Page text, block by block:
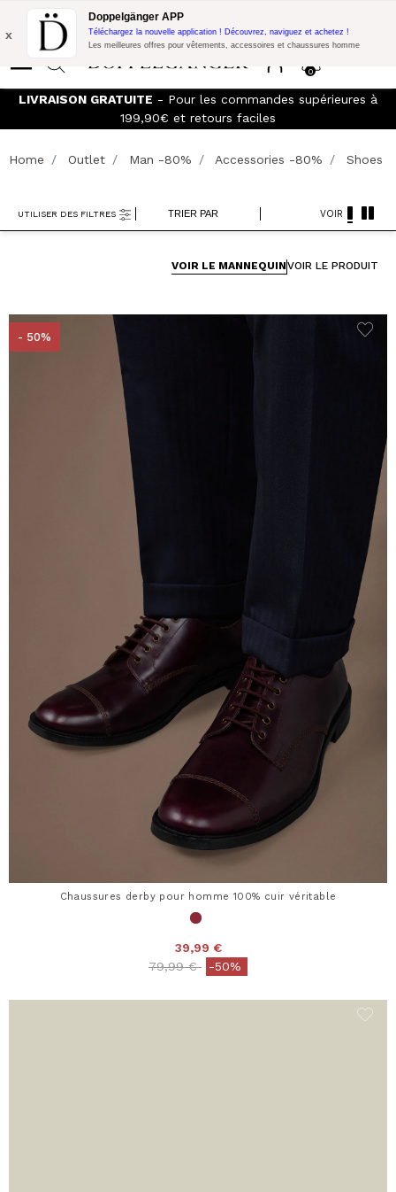
Promo Flash: 10% de réduction supplémentaire sur 300€ d'achat
avec le code:
0
x
Doppelgänger APP
Téléchargez la nouvelle application ! Découvrez, naviguez et achetez !
Les meilleures offres pour vêtements, accessoires et chaussures homme
LIVRAISON GRATUITE - Pour les commandes supérieures à
199,90€ et retours faciles
Home Outlet Man -80% Accessories -80% Shoes
TRIER PAR
UTILISER DES FILTRES VOIR
VOIR LE MANNEQUINVOIR LE PRODUIT
- 50%
Chaussures derby pour homme 100% cuir véritable
39,99 €
Price reduced from
79,99 €to-50%